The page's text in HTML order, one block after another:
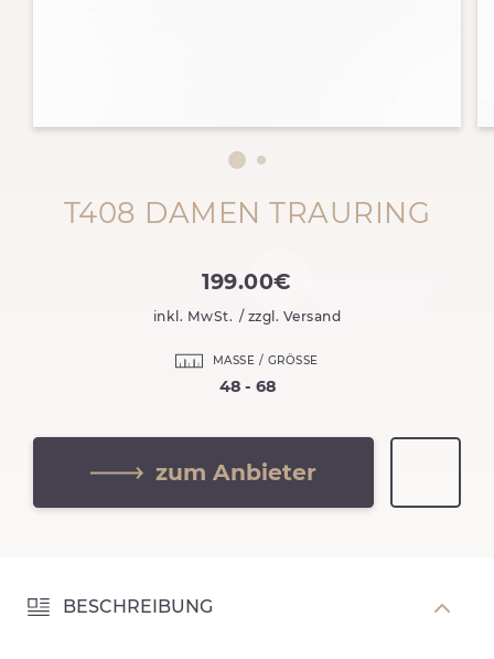
T408 DAMEN TRAURING
199.00€
inkl. MwSt. / zzgl. Versand
MASSE / GRÖSSE
48 - 68
zum Anbieter
BESCHREIBUNG